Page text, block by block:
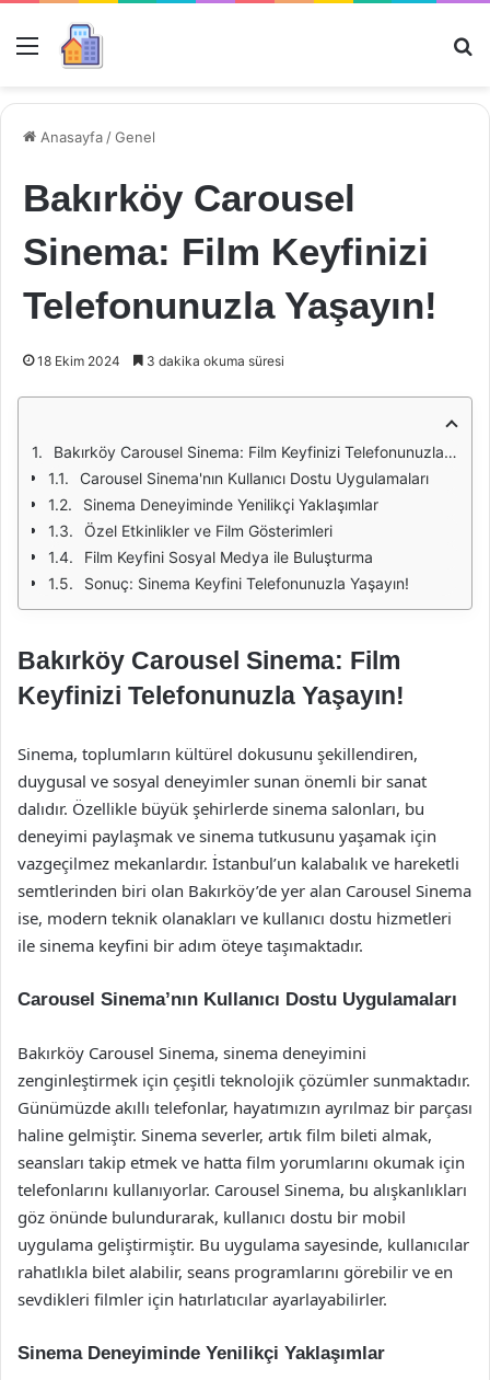
Menü
Anasayfa /Genel
Bakırköy Carousel
Sinema: Film Keyfinizi
Telefonunuzla Yaşayın!
18 Ekim 2024 3 dakika okuma süresi
Bakırköy Carousel Sinema: Film Keyfinizi Telefonunuzla Yaşayın!
Carousel Sinema'nın Kullanıcı Dostu Uygulamaları
Sinema Deneyiminde Yenilikçi Yaklaşımlar
Özel Etkinlikler ve Film Gösterimleri
Film Keyfini Sosyal Medya ile Buluşturma
Sonuç: Sinema Keyfini Telefonunuzla Yaşayın!
Bakırköy Carousel Sinema: Film
Keyfinizi Telefonunuzla Yaşayın!
Sinema, toplumların kültürel dokusunu şekillendiren,
duygusal ve sosyal deneyimler sunan önemli bir sanat
dalıdır. Özellikle büyük şehirlerde sinema salonları, bu
deneyimi paylaşmak ve sinema tutkusunu yaşamak için
vazgeçilmez mekanlardır. İstanbul’un kalabalık ve hareketli
semtlerinden biri olan Bakırköy’de yer alan Carousel Sinema
ise, modern teknik olanakları ve kullanıcı dostu hizmetleri
ile sinema keyfini bir adım öteye taşımaktadır.
Carousel Sinema’nın Kullanıcı Dostu Uygulamaları
Bakırköy Carousel Sinema, sinema deneyimini
zenginleştirmek için çeşitli teknolojik çözümler sunmaktadır.
Günümüzde akıllı telefonlar, hayatımızın ayrılmaz bir parçası
haline gelmiştir. Sinema severler, artık film bileti almak,
seansları takip etmek ve hatta film yorumlarını okumak için
telefonlarını kullanıyorlar. Carousel Sinema, bu alışkanlıkları
göz önünde bulundurarak, kullanıcı dostu bir mobil
uygulama geliştirmiştir. Bu uygulama sayesinde, kullanıcılar
rahatlıkla bilet alabilir, seans programlarını görebilir ve en
sevdikleri filmler için hatırlatıcılar ayarlayabilirler.
Sinema Deneyiminde Yenilikçi Yaklaşımlar